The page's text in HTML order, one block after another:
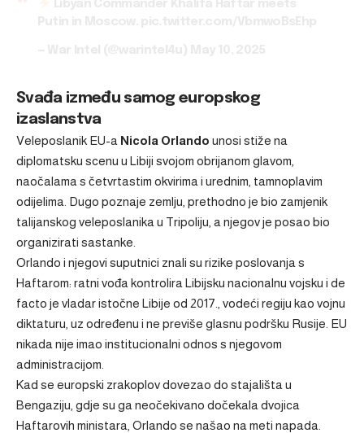
Svađa između samog europskog
izaslanstva
Veleposlanik EU-a Nicola Orlando unosi stiže na
diplomatsku scenu u Libiji svojom obrijanom glavom,
naočalama s četvrtastim okvirima i urednim, tamnoplavim
odijelima. Dugo poznaje zemlju, prethodno je bio zamjenik
talijanskog veleposlanika u Tripoliju, a njegov je posao bio
organizirati sastanke.
Orlando i njegovi suputnici znali su rizike poslovanja s
Haftarom: ratni vođa kontrolira Libijsku nacionalnu vojsku i de
facto je vladar istočne Libije od 2017., vodeći regiju kao vojnu
diktaturu, uz određenu i ne previše glasnu podršku Rusije. EU
nikada nije imao institucionalni odnos s njegovom
administracijom.
Kad se europski zrakoplov dovezao do stajališta u
Bengaziju, gdje su ga neočekivano dočekala dvojica
Haftarovih ministara, Orlando se našao na meti napada.